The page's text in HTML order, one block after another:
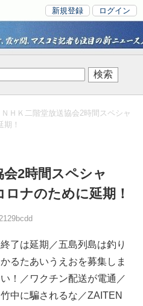
新規登録 ログイン
ＨＫ二階堂放送協会2時間スペシャ
！
会2時間スペシャ
ナのために延期！
了は延期／五島列島は釣り
るたあいうえおを募集しま
！／ワクチン配送が電通／
中に騙されるな／ZAITEN